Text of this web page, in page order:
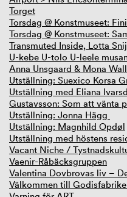
Torget
Torsdag @ Konstmuseet:
Torsdag @ Konstmuseet:
Transmuted Inside, Lotta
U-kebe U-tolo U-leele
Anna Unsgaard & Mona
Utställning: Suexico Korsa
Utställning med Eliana
Gustavsson: Som att vänta
Utställning: Jonna Hägg
Utställning: Magnhild Opdøl
Utställning med höstens
Vacant Niche /
Vaenir-Råbäcksgruppen
Valentina Dovbrovas liv –
Välkommen till